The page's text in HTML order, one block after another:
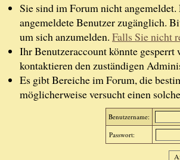
Sie sind im Forum nicht
angemeldete Benutzer zugänglich.
um sich anzumelden. Falls Sie nicht
Ihr Benutzeraccount könnte gesperrt
kontaktieren den zuständigen
Es gibt Bereiche im Forum, die
möglicherweise versucht einen
Benutzername:
Passwort: